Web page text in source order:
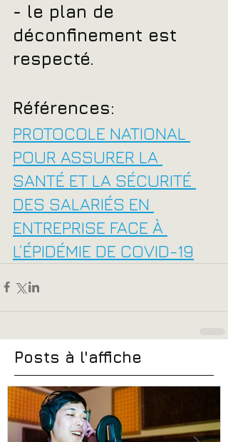
- le plan de
déconfinement est
respecté.
Références:
PROTOCOLE NATIONAL
POUR ASSURER LA
SANTÉ ET LA SÉCURITÉ
DES SALARIÉS EN
ENTREPRISE FACE À
L’ÉPIDÉMIE DE COVID-19
Posts à l'affiche